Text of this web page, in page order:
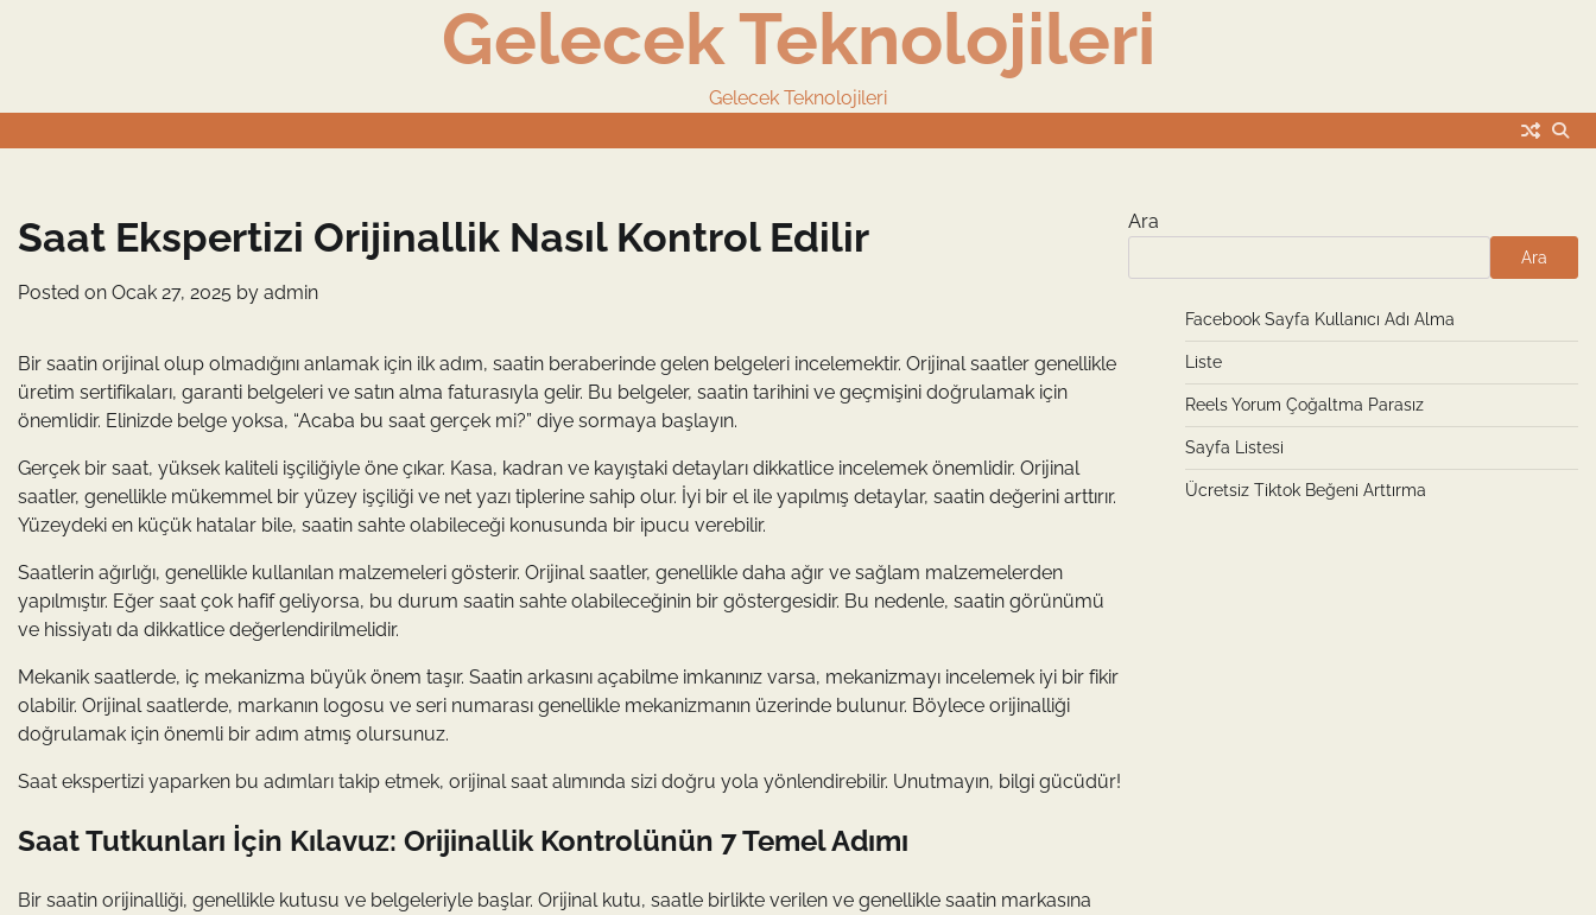
Gelecek Teknolojileri
Gelecek Teknolojileri
Saat Ekspertizi Orijinallik Nasıl Kontrol Edilir
Posted on Ocak 27, 2025 by admin
Bir saatin orijinal olup olmadığını anlamak için ilk adım, saatin beraberinde gelen belgeleri incelemektir. Orijinal saatler genellikle
üretim sertifikaları, garanti belgeleri ve satın alma faturasıyla gelir. Bu belgeler, saatin tarihini ve geçmişini doğrulamak için
önemlidir. Elinizde belge yoksa, “Acaba bu saat gerçek mi?” diye sormaya başlayın.
Gerçek bir saat, yüksek kaliteli işçiliğiyle öne çıkar. Kasa, kadran ve kayıştaki detayları dikkatlice incelemek önemlidir. Orijinal
saatler, genellikle mükemmel bir yüzey işçiliği ve net yazı tiplerine sahip olur. İyi bir el ile yapılmış detaylar, saatin değerini arttırır.
Yüzeydeki en küçük hatalar bile, saatin sahte olabileceği konusunda bir ipucu verebilir.
Saatlerin ağırlığı, genellikle kullanılan malzemeleri gösterir. Orijinal saatler, genellikle daha ağır ve sağlam malzemelerden
yapılmıştır. Eğer saat çok hafif geliyorsa, bu durum saatin sahte olabileceğinin bir göstergesidir. Bu nedenle, saatin görünümü
ve hissiyatı da dikkatlice değerlendirilmelidir.
Mekanik saatlerde, iç mekanizma büyük önem taşır. Saatin arkasını açabilme imkanınız varsa, mekanizmayı incelemek iyi bir fikir
olabilir. Orijinal saatlerde, markanın logosu ve seri numarası genellikle mekanizmanın üzerinde bulunur. Böylece orijinalliği
doğrulamak için önemli bir adım atmış olursunuz.
Saat ekspertizi yaparken bu adımları takip etmek, orijinal saat alımında sizi doğru yola yönlendirebilir. Unutmayın, bilgi gücüdür!
Saat Tutkunları İçin Kılavuz: Orijinallik Kontrolünün 7 Temel Adımı
Bir saatin orijinalliği, genellikle kutusu ve belgeleriyle başlar. Orijinal kutu, saatle birlikte verilen ve genellikle saatin markasına
Ara
Ara
Facebook Sayfa Kullanıcı Adı Alma
Liste
Reels Yorum Çoğaltma Parasız
Sayfa Listesi
Ücretsiz Tiktok Beğeni Arttırma